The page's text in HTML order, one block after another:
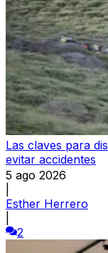
Las claves para
evitar accidentes
5 ago 2026
Esther Herrero
2